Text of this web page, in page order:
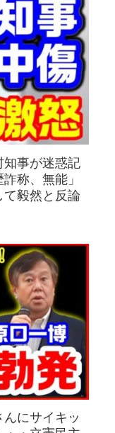
知事が迷惑記
称、無能」
毅然と反論
んにサイキッ